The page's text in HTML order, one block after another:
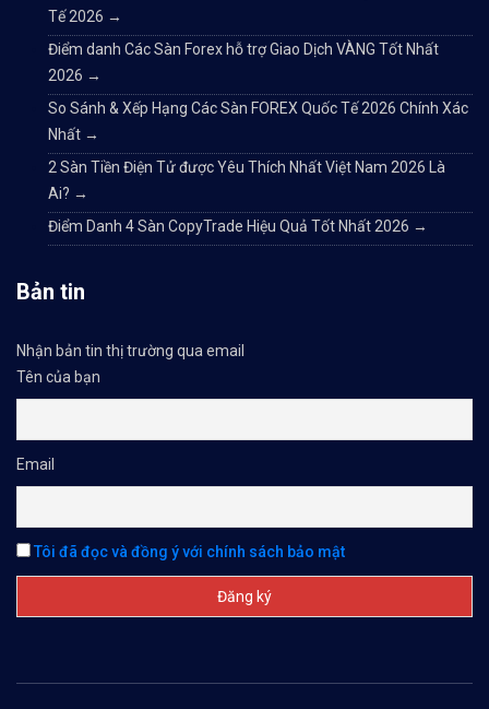
Tế 2026 →
Điểm danh Các Sàn Forex hỗ trợ Giao Dịch VÀNG Tốt Nhất
2026 →
So Sánh & Xếp Hạng Các Sàn FOREX Quốc Tế 2026 Chính Xác
Nhất →
2 Sàn Tiền Điện Tử được Yêu Thích Nhất Việt Nam 2026 Là
Ai? →
Điểm Danh 4 Sàn CopyTrade Hiệu Quả Tốt Nhất 2026 →
Bản tin
Nhận bản tin thị trường qua email
Tên của bạn
Email
Tôi đã đọc và đồng ý với chính sách bảo mật